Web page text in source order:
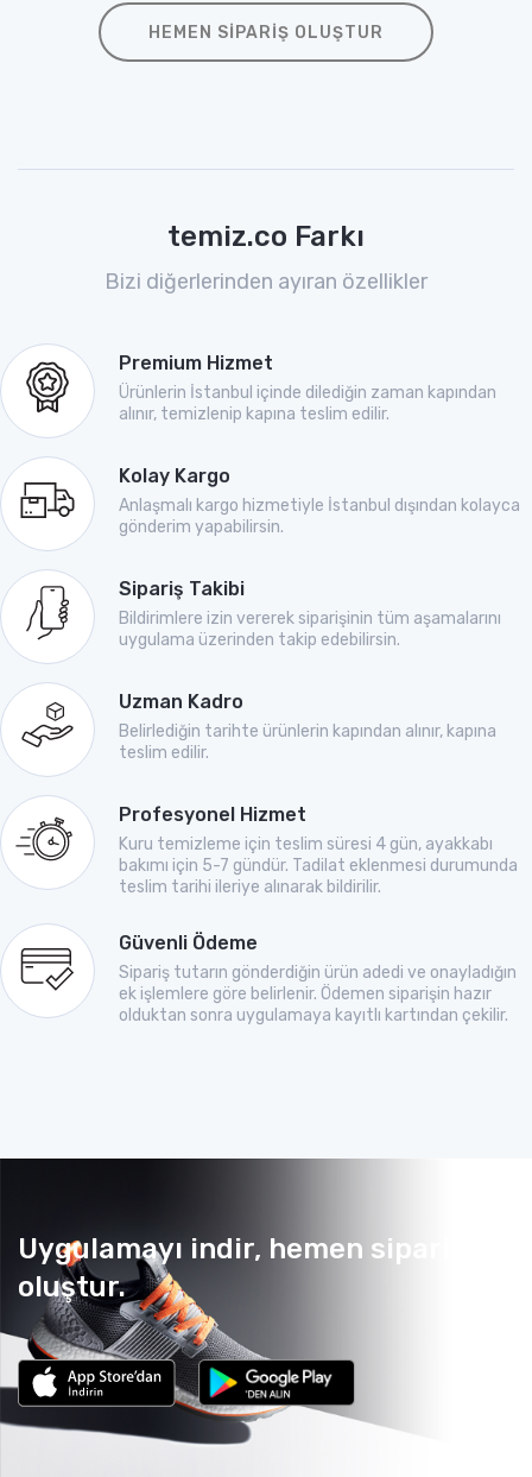
HEMEN SIPARIŞ OLUŞTUR
temiz.co Farkı
Bizi diğerlerinden ayıran özellikler
Premium Hizmet
Ürünlerin İstanbul içinde dilediğin zaman kapından
alınır, temizlenip kapına teslim edilir.
Kolay Kargo
Anlaşmalı kargo hizmetiyle İstanbul dışından kolayca
gönderim yapabilirsin.
Sipariş Takibi
Bildirimlere izin vererek siparişinin tüm aşamalarını
uygulama üzerinden takip edebilirsin.
Uzman Kadro
Belirlediğin tarihte ürünlerin kapından alınır, kapına
teslim edilir.
Profesyonel Hizmet
Kuru temizleme için teslim süresi 4 gün, ayakkabı
bakımı için 5-7 gündür. Tadilat eklenmesi durumunda
teslim tarihi ileriye alınarak bildirilir.
Güvenli Ödeme
Sipariş tutarın gönderdiğin ürün adedi ve onayladığın
ek işlemlere göre belirlenir. Ödemen siparişin hazır
olduktan sonra uygulamaya kayıtlı kartından çekilir.
Uygulamayı indir, hemen sipariş
oluştur.